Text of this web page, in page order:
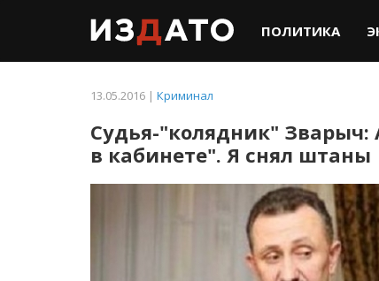
ПОЛИТИКА
13.05.2016 | Криминал
Судья-"колядник" Зварыч:
в кабинете". Я снял штаны